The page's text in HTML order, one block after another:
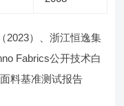
2023）、浙江恒逸集
Fabrics公开技术白
料基准测试报告